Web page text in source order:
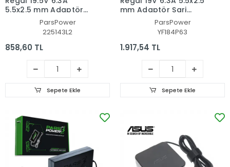
5.5x2.5 mm Adaptör
Şarj Aleti-Cihazı (Pars
ParsPower
225143L2
858,60 TL
Sepete Ekle
mm Adaptör Şarj
Aleti-Cihazı (Pars
ParsPower
YF184P63
1.917,54 TL
Sepete Ekle